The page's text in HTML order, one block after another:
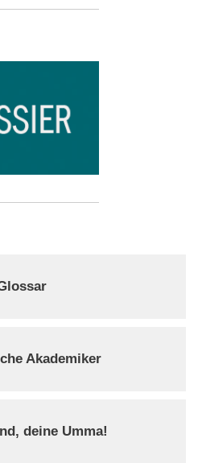
Akademiker
deine Umma!